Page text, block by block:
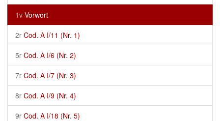
1v Vorwort
2r Cod. A I/11 (Nr. 1)
5r Cod. A I/6 (Nr. 2)
7r Cod. A I/7 (Nr. 3)
8r Cod. A I/9 (Nr. 4)
9r Cod. A I/18 (Nr. 5)